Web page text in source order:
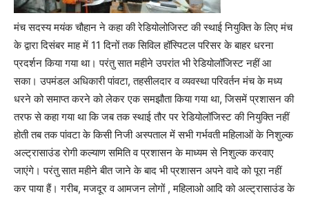
मंच सदस्य मयंक चौहान ने कहा की रेडियोलोजिस्ट की स्थाई नियुक्ति के लिए मंच
के द्वारा दिसंबर माह में 11 दिनों तक सिविल हॉस्पिटल परिसर के बाहर धरना
प्रदर्शन किया गया था। परंतु सात महीने उपरांत भी रेडियोलॉजिस्ट नहीं आ
सका। उपमंडल अधिकारी पांवटा, तहसीलदार व व्यवस्था परिवर्तन मंच के मध्य
धरने को समाप्त करने को लेकर एक समझौता किया गया था, जिसमें प्रशासन की
तरफ से कहा गया था कि जब तक स्थाई तौर पर रेडियोलॉजिस्ट की नियुक्ति नहीं
होती तब तक पांवटा के किसी निजी अस्पताल में सभी गर्भवती महिलाओं के निशुल्क
अल्ट्रासाउंड रोगी कल्याण समिति व प्रशासन के माध्यम से निशुल्क करवाए
जाएंगे। परंतु सात महीने बीत जाने के बाद भी प्रशासन अपने वादे को पूरा नहीं
कर पाया हैं। गरीब, मजदूर व आमजन लोगों , महिलाओ आदि को अल्ट्रासाउंड के